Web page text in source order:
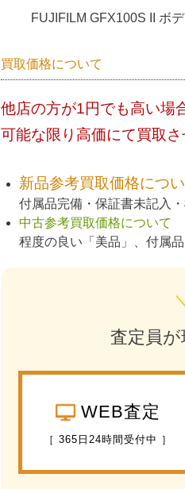
FUJIFILM GFX100S II ボデ
買取価格について
他店の方が1円でも高い場
可能な限り高価にて買取さ
新品参考買取価格につ
付属品完備・保証書未記入
中古参考買取価格について
程度の良い「美品」、付属
査定員
WEB査定
［ 365日24時間受付中 ］